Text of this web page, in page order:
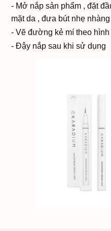
- Mở nắp sản phẩm , đặt
mặt da , đưa bút nhẹ
- Vẽ đường kẻ mí theo
- Đậy nắp sau khi sử dụng